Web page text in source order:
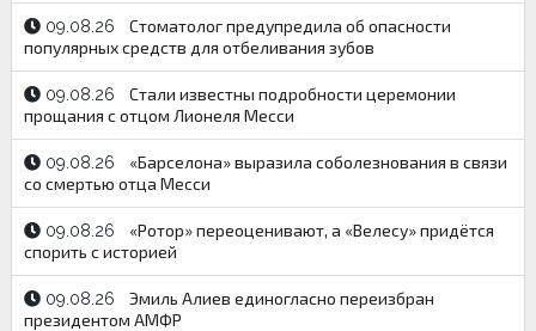
09.08.26
Стоматолог предупредила об опасности
популярных средств для отбеливания зубов
09.08.26
Стали известны подробности церемонии
прощания с отцом Лионеля Месси
09.08.26
«Барселона» выразила соболезнования в связи
со смертью отца Месси
09.08.26
«Ротор» переоценивают, а «Велесу» придётся
спорить с историей
09.08.26
Эмиль Алиев единогласно переизбран
президентом АМФР